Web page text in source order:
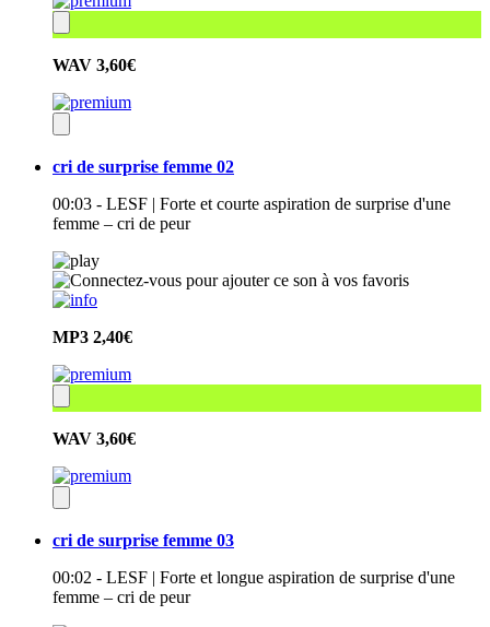
WAV 3,60€
cri de surprise femme 02
00:03 - LESF | Forte et courte aspiration de surprise d'une
femme – cri de peur
MP3 2,40€
WAV 3,60€
cri de surprise femme 03
00:02 - LESF | Forte et longue aspiration de surprise d'une
femme – cri de peur